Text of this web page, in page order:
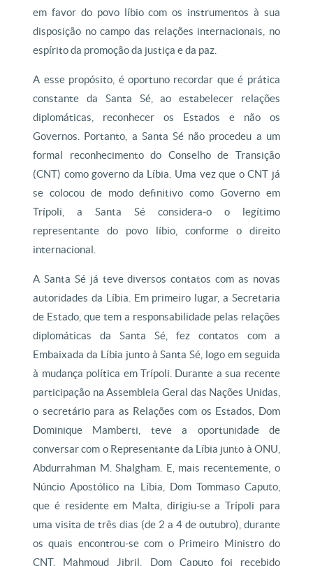
em favor do povo líbio com os instrumentos à sua
disposição no campo das relações internacionais, no
espírito da promoção da justiça e da paz.
A esse propósito, é oportuno recordar que é prática
constante da Santa Sé, ao estabelecer relações
diplomáticas, reconhecer os Estados e não os
Governos. Portanto, a Santa Sé não procedeu a um
formal reconhecimento do Conselho de Transição
(CNT) como governo da Líbia. Uma vez que o CNT já
se colocou de modo definitivo como Governo em
Trípoli, a Santa Sé considera-o o legítimo
representante do povo líbio, conforme o direito
internacional.
A Santa Sé já teve diversos contatos com as novas
autoridades da Líbia. Em primeiro lugar, a Secretaria
de Estado, que tem a responsabilidade pelas relações
diplomáticas da Santa Sé, fez contatos com a
Embaixada da Líbia junto à Santa Sé, logo em seguida
à mudança política em Trípoli. Durante a sua recente
participação na Assembleia Geral das Nações Unidas,
o secretário para as Relações com os Estados, Dom
Dominique Mamberti, teve a oportunidade de
conversar com o Representante da Líbia junto à ONU,
Abdurrahman M. Shalgham. E, mais recentemente, o
Núncio Apostólico na Líbia, Dom Tommaso Caputo,
que é residente em Malta, dirigiu-se a Trípoli para
uma visita de três dias (de 2 a 4 de outubro), durante
os quais encontrou-se com o Primeiro Ministro do
CNT, Mahmoud Jibril. Dom Caputo foi recebido